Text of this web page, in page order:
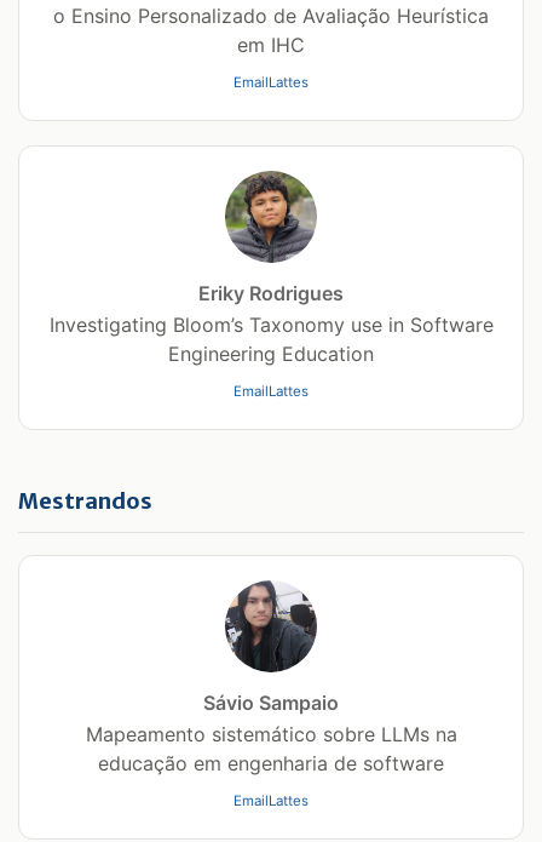
o Ensino Personalizado de Avaliação Heurística
em IHC
EmailLattes
Eriky Rodrigues
Investigating Bloom’s Taxonomy use in Software
Engineering Education
EmailLattes
Mestrandos
Sávio Sampaio
Mapeamento sistemático sobre LLMs na
educação em engenharia de software
EmailLattes